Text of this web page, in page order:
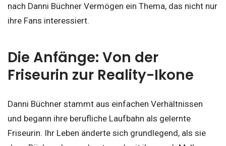
nach Danni Büchner Vermögen ein Thema, das nicht nur
ihre Fans interessiert.
Die Anfänge: Von der
Friseurin zur Reality-Ikone
Danni Büchner stammt aus einfachen Verhältnissen
und begann ihre berufliche Laufbahn als gelernte
Friseurin. Ihr Leben änderte sich grundlegend, als sie